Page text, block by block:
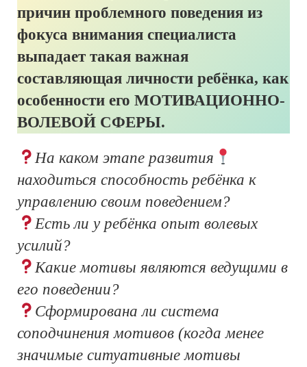
причин проблемного поведения из
фокуса внимания специалиста
выпадает такая важная
составляющая личности ребёнка, как
особенности его МОТИВАЦИОННО-
ВОЛЕВОЙ СФЕРЫ.
На каком этапе развития
находиться способность ребёнка к
управлению своим поведением?
Есть ли у ребёнка опыт волевых
усилий?
Какие мотивы являются ведущими в
его поведении?
Сформирована ли система
соподчинения мотивов (когда менее
значимые ситуативные мотивы